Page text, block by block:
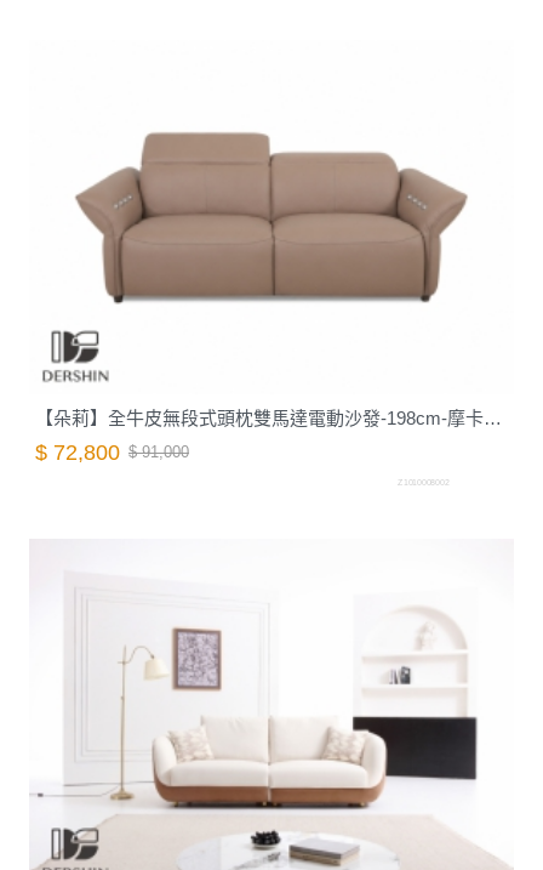
【朵莉】全牛皮無段式頭枕雙馬達電動沙發-198cm-摩卡棕｜德新家具
$ 72,800 $ 91,000
Z1010008002